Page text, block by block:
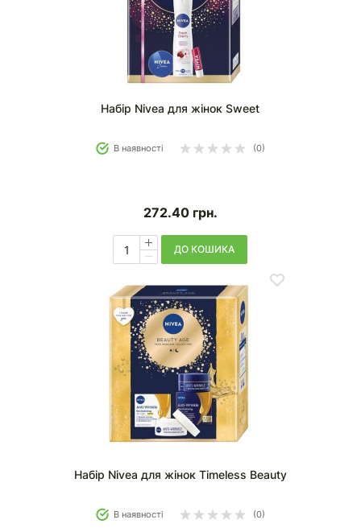
Набір Nivea для жінок Sweet
В наявності (0)
272.40 грн.
ДО КОШИКА
Набір Nivea для жінок Timeless Beauty
В наявності (0)